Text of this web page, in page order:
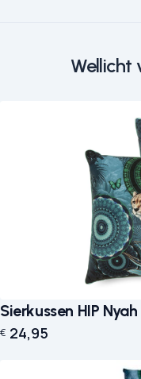
Wellicht
Sierkussen HIP Nyah
€ 24,95